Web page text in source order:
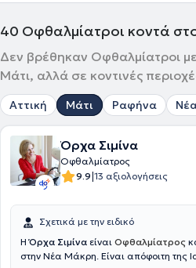
40 Οφθαλμίατροι κοντά
Δεν βρέθηκαν Οφθαλμίατροι
Μάτι, αλλά σε κοντινές
Αττική Μάτι Ραφήνα
Όρχα Σιμίνα
Οφθαλμίατρος
9.9|13 αξιολογήσεις
Σχετικά με την ειδικό
ΗΌρχα Σιμίνα είναι Οφθαλμίατρος
στην Νέα Μάκρη. Είναι απόφοιτη της